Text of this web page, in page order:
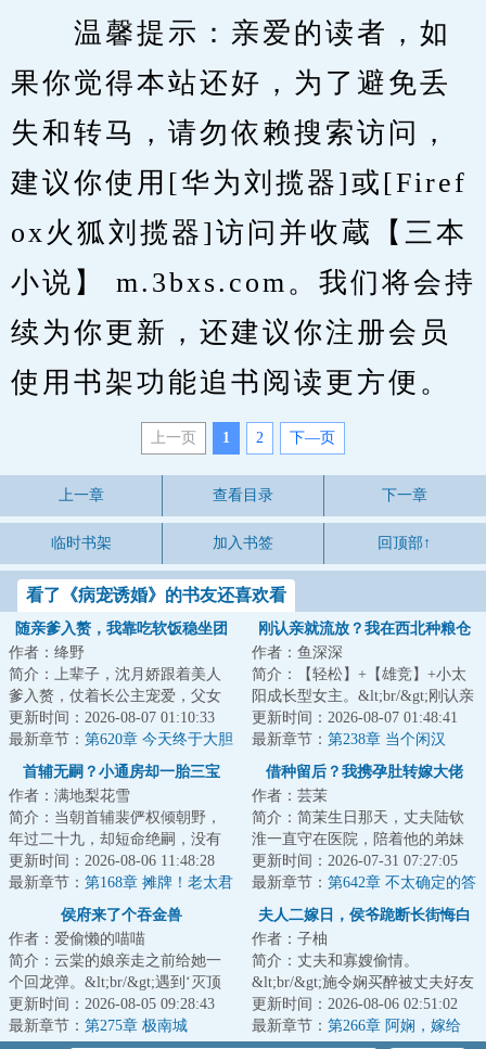
温馨提示：亲爱的读者，如
果你觉得本站还好，为了避免丢
失和转马，请勿依赖搜索访问，
建议你使用[华为刘揽器]或[Firef
ox火狐刘揽器]访问并收蔵【三本
小说】 m.3bxs.com。我们将会持
续为你更新，还建议你注册会员
使用书架功能追书阅读更方便。
上一页 1 2 下—页
上一章 查看目录 下一章
临时书架 加入书签 回顶部↑
看了《病宠诱婚》的书友还喜欢看
随亲爹入赘，我靠吃软饭稳坐团
作者：绛野
简介：上辈子，沈月娇跟着美人
爹入赘，仗着长公主宠爱，父女
俩软饭硬吃，享尽荣华富贵，更
想一步登天，结...
更新时间：2026-08-07 01:10:33
最新章节： 第620章 今天终于大胆
一回了（昭锦）
刚认亲就流放？我在西北种粮仓
作者：鱼深深
简介：【轻松】+【雄竞】+小太
阳成长型女主。&lt;br/&gt;刚认亲
成真千金就流放西北？姜六六直
呼老天爷你...
更新时间：2026-08-07 01:48:41
最新章节： 第238章 当个闲汉
首辅无嗣？小通房却一胎三宝
作者：满地梨花雪
简介：当朝首辅裴俨权倾朝野，
年过二十九，却短命绝嗣，没有
七情六欲。&lt;br/&gt;重度洁癖，
冷面冷心，...
更新时间：2026-08-06 11:48:28
最新章节： 第168章 摊牌！老太君
被气疯了
借种留后？我携孕肚转嫁大佬
作者：芸茉
简介：简茉生日那天，丈夫陆钦
淮一直守在医院，陪着他的弟妹
生孩子。&lt;br/&gt;外人皆知，弟
妹肚子里的...
更新时间：2026-07-31 07:27:05
最新章节： 第642章 不太确定的答
案
侯府来了个吞金兽
作者：爱偷懒的喵喵
简介：云棠的娘亲走之前给她一
个回龙弹。&lt;br/&gt;遇到‘灭顶
之灾’就点燃它，她爹跟她舅就会
来接她。&...
更新时间：2026-08-05 09:28:43
最新章节： 第275章 极南城
夫人二嫁日，侯爷跪断长街悔白
作者：子柚
简介：丈夫和寡嫂偷情。
&lt;br/&gt;施令娴买醉被丈夫好友
看见，他倚门嗤笑，“人家春风快
活，你就是喝死...
更新时间：2026-08-06 02:51:02
最新章节： 第266章 阿娴，嫁给